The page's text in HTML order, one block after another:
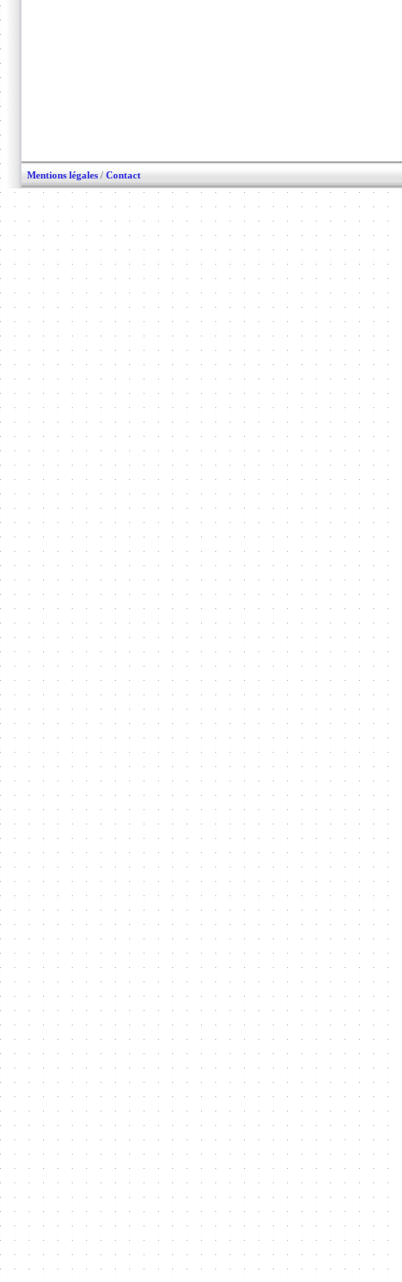
Mentions légales / Contact